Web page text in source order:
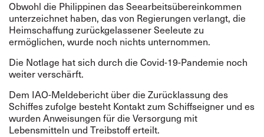
Obwohl die Philippinen das Seearbeitsübereinkommen
unterzeichnet haben, das von Regierungen verlangt, die
Heimschaffung zurückgelassener Seeleute zu
ermöglichen, wurde noch nichts unternommen.
Die Notlage hat sich durch die Covid-19-Pandemie noch
weiter verschärft.
Dem IAO-Meldebericht über die Zurücklassung des
Schiffeszufolge besteht Kontakt zum Schiffseigner und es
wurden Anweisungen für die Versorgung mit
Lebensmitteln und Treibstoff erteilt.